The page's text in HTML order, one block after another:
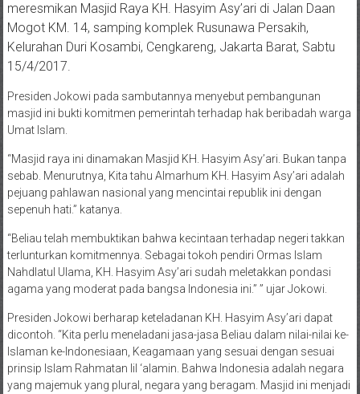
meresmikan Masjid Raya KH. Hasyim Asy’ari di Jalan Daan
Mogot KM. 14, samping komplek Rusunawa Persakih,
Kelurahan Duri Kosambi, Cengkareng, Jakarta Barat, Sabtu
15/4/2017.
Presiden Jokowi pada sambutannya menyebut pembangunan
masjid ini bukti komitmen pemerintah terhadap hak beribadah warga
Umat Islam.
“Masjid raya ini dinamakan Masjid KH. Hasyim Asy’ari. Bukan tanpa
sebab. Menurutnya, Kita tahu Almarhum KH. Hasyim Asy’ari adalah
pejuang pahlawan nasional yang mencintai republik ini dengan
sepenuh hati.” katanya.
“Beliau telah membuktikan bahwa kecintaan terhadap negeri takkan
terlunturkan komitmennya. Sebagai tokoh pendiri Ormas Islam
Nahdlatul Ulama, KH. Hasyim Asy’ari sudah meletakkan pondasi
agama yang moderat pada bangsa Indonesia ini.” ” ujar Jokowi.
Presiden Jokowi berharap keteladanan KH. Hasyim Asy’ari dapat
dicontoh. “Kita perlu meneladani jasa-jasa Beliau dalam nilai-nilai ke-
Islaman ke-Indonesiaan, Keagamaan yang sesuai dengan sesuai
prinsip Islam Rahmatan lil ‘alamin. Bahwa Indonesia adalah negara
yang majemuk yang plural, negara yang beragam. Masjid ini menjadi